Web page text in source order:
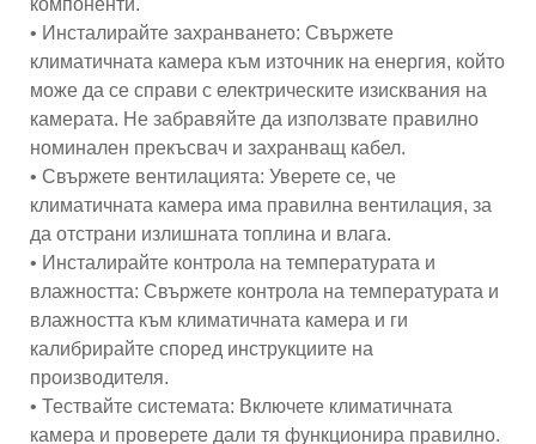
• Инсталирайте захранването: Свържете
климатичната камера към източник на енергия, който
може да се справи с електрическите изисквания на
камерата. Не забравяйте да използвате правилно
номинален прекъсвач и захранващ кабел.
• Свържете вентилацията: Уверете се, че
климатичната камера има правилна вентилация, за
да отстрани излишната топлина и влага.
• Инсталирайте контрола на температурата и
влажността: Свържете контрола на температурата и
влажността към климатичната камера и ги
калибрирайте според инструкциите на
производителя.
• Тествайте системата: Включете климатичната
камера и проверете дали тя функционира правилно.